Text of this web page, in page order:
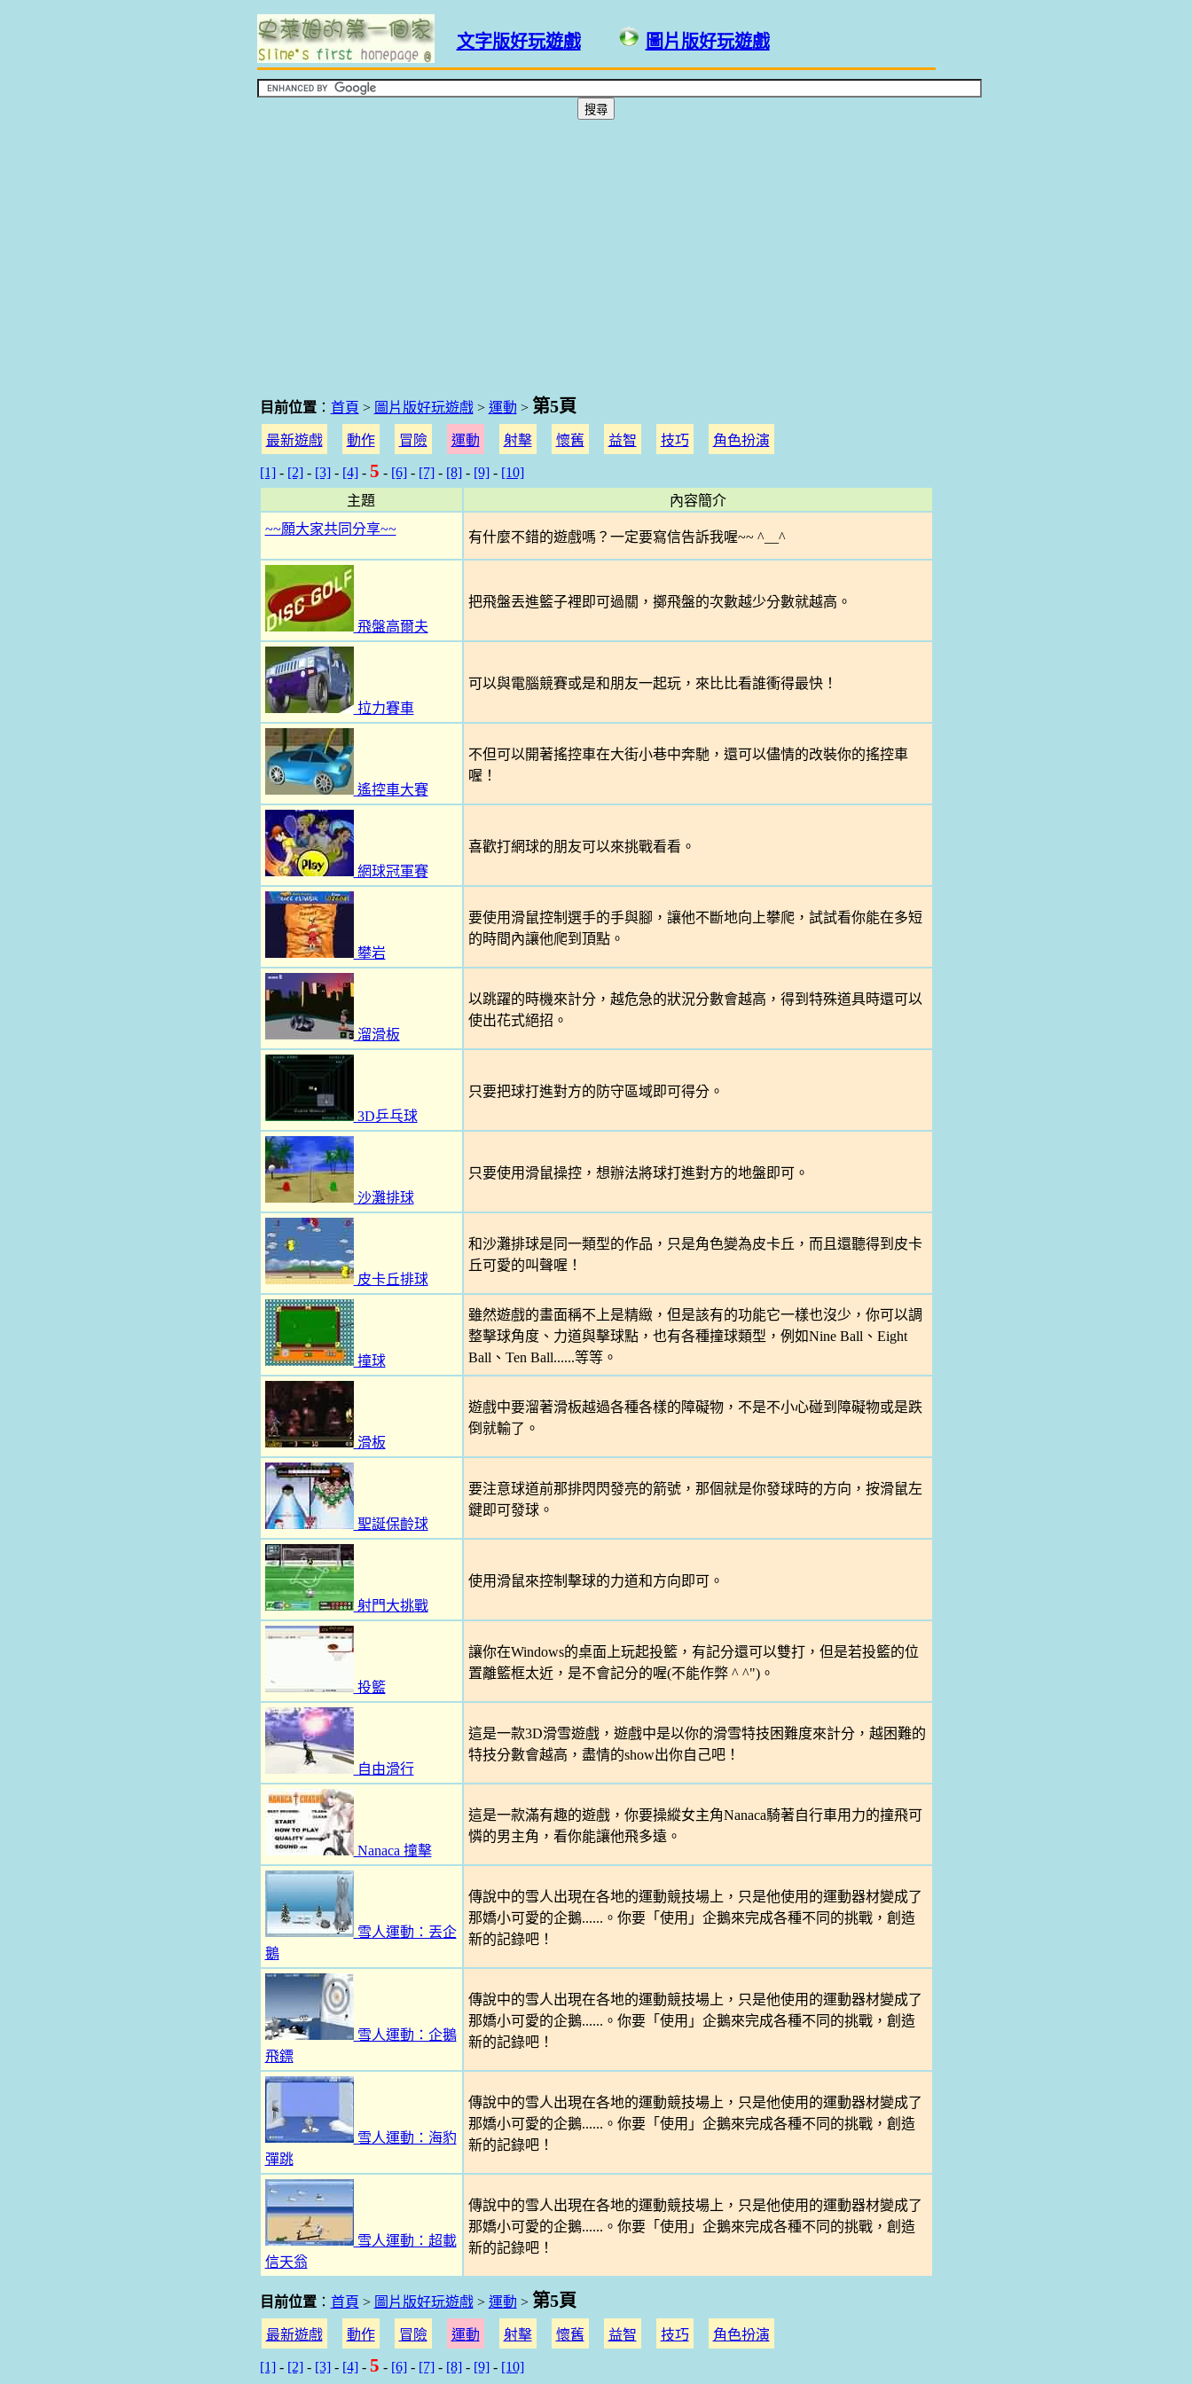
文字版好玩遊戲 圖片版好玩遊戲
目前位置： 首頁 > 圖片版好玩遊戲> 運動 > 第5頁
最新遊戲 動作 冒險 運動 射擊 懷舊 益智 技巧 角色扮演
[1]- [2]- [3]- [4]- 5 - [6]- [7]- [8]- [9]- [10]
主題
內容簡介
~~願大家共同分享~~
有什麼不錯的遊戲嗎？一定要寫信告訴我喔~~ ^__^
飛盤高爾夫
把飛盤丟進籃子裡即可過關，擲飛盤的次數越少分數就越高。
拉力賽車
可以與電腦競賽或是和朋友一起玩，來比比看誰衝得最快！
遙控車大賽
不但可以開著搖控車在大街小巷中奔馳，還可以儘情的改裝你的搖控車
喔！
網球冠軍賽
喜歡打網球的朋友可以來挑戰看看。
攀岩
要使用滑鼠控制選手的手與腳，讓他不斷地向上攀爬，試試看你能在多短
的時間內讓他爬到頂點。
溜滑板
以跳躍的時機來計分，越危急的狀況分數會越高，得到特殊道具時還可以
使出花式絕招。
3D乒乓球
只要把球打進對方的防守區域即可得分。
沙灘排球
只要使用滑鼠操控，想辦法將球打進對方的地盤即可。
皮卡丘排球
和沙灘排球是同一類型的作品，只是角色變為皮卡丘，而且還聽得到皮卡
丘可愛的叫聲喔！
撞球
雖然遊戲的畫面稱不上是精緻，但是該有的功能它一樣也沒少，你可以調
整擊球角度、力道與擊球點，也有各種撞球類型，例如Nine Ball、Eight
Ball、Ten Ball......等等。
滑板
遊戲中要溜著滑板越過各種各樣的障礙物，不是不小心碰到障礙物或是跌
倒就輸了。
聖誕保齡球
要注意球道前那排閃閃發亮的箭號，那個就是你發球時的方向，按滑鼠左
鍵即可發球。
射門大挑戰
使用滑鼠來控制擊球的力道和方向即可。
投籃
讓你在Windows的桌面上玩起投籃，有記分還可以雙打，但是若投籃的位
置離籃框太近，是不會記分的喔(不能作弊 ^ ^")。
自由滑行
這是一款3D滑雪遊戲，遊戲中是以你的滑雪特技困難度來計分，越困難的
特技分數會越高，盡情的show出你自己吧！
Nanaca 撞擊
這是一款滿有趣的遊戲，你要操縱女主角Nanaca騎著自行車用力的撞飛可
憐的男主角，看你能讓他飛多遠。
雪人運動：丟企
鵝
傳說中的雪人出現在各地的運動競技場上，只是他使用的運動器材變成了
那嬌小可愛的企鵝......。你要「使用」企鵝來完成各種不同的挑戰，創造
新的記錄吧！
雪人運動：企鵝
飛鏢
傳說中的雪人出現在各地的運動競技場上，只是他使用的運動器材變成了
那嬌小可愛的企鵝......。你要「使用」企鵝來完成各種不同的挑戰，創造
新的記錄吧！
雪人運動：海豹
彈跳
傳說中的雪人出現在各地的運動競技場上，只是他使用的運動器材變成了
那嬌小可愛的企鵝......。你要「使用」企鵝來完成各種不同的挑戰，創造
新的記錄吧！
雪人運動：超載
信天翁
傳說中的雪人出現在各地的運動競技場上，只是他使用的運動器材變成了
那嬌小可愛的企鵝......。你要「使用」企鵝來完成各種不同的挑戰，創造
新的記錄吧！
目前位置： 首頁 > 圖片版好玩遊戲> 運動 > 第5頁
最新遊戲 動作 冒險 運動 射擊 懷舊 益智 技巧 角色扮演
[1]- [2]- [3]- [4]- 5 - [6]- [7]- [8]- [9]- [10]